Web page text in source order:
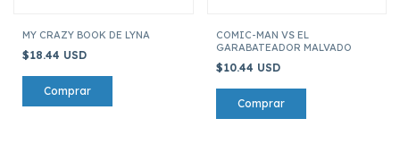
MY CRAZY BOOK DE LYNA
$18.44 USD
COMIC-MAN VS EL
GARABATEADOR MALVADO
$10.44 USD